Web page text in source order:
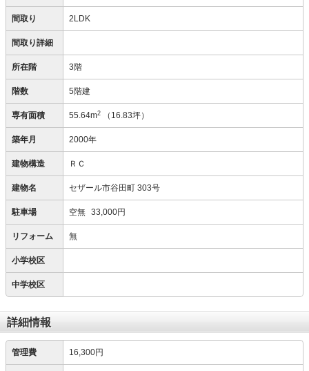
間取り 2LDK
間取り詳細
所在階 3階
階数 5階建
専有面積 55.64m2 （16.83坪）
築年月 2000年
建物構造 ＲＣ
建物名 セザール市谷田町 303号
駐車場 空無 33,000円
リフォーム 無
小学校区
中学校区
詳細情報
管理費 16,300円